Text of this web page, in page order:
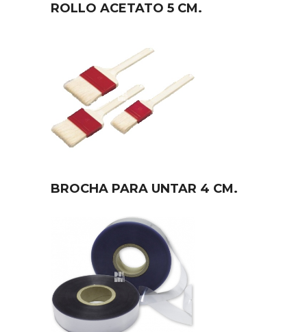
ROLLO ACETATO 5 CM.
BROCHA PARA UNTAR 4 CM.